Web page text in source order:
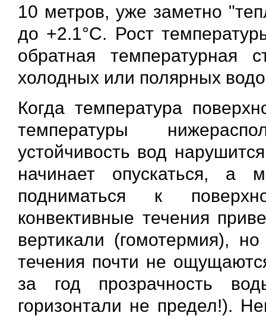
10 метров, уже заметно
до +2.1°С. Рост
обратная температурная
холодных или полярных
Когда температура
температуры
устойчивость вод
начинает опускаться,
подниматься к
конвективные течения
вертикали (гомотермия),
течения почти не
за год прозрачность
горизонтали не предел!).